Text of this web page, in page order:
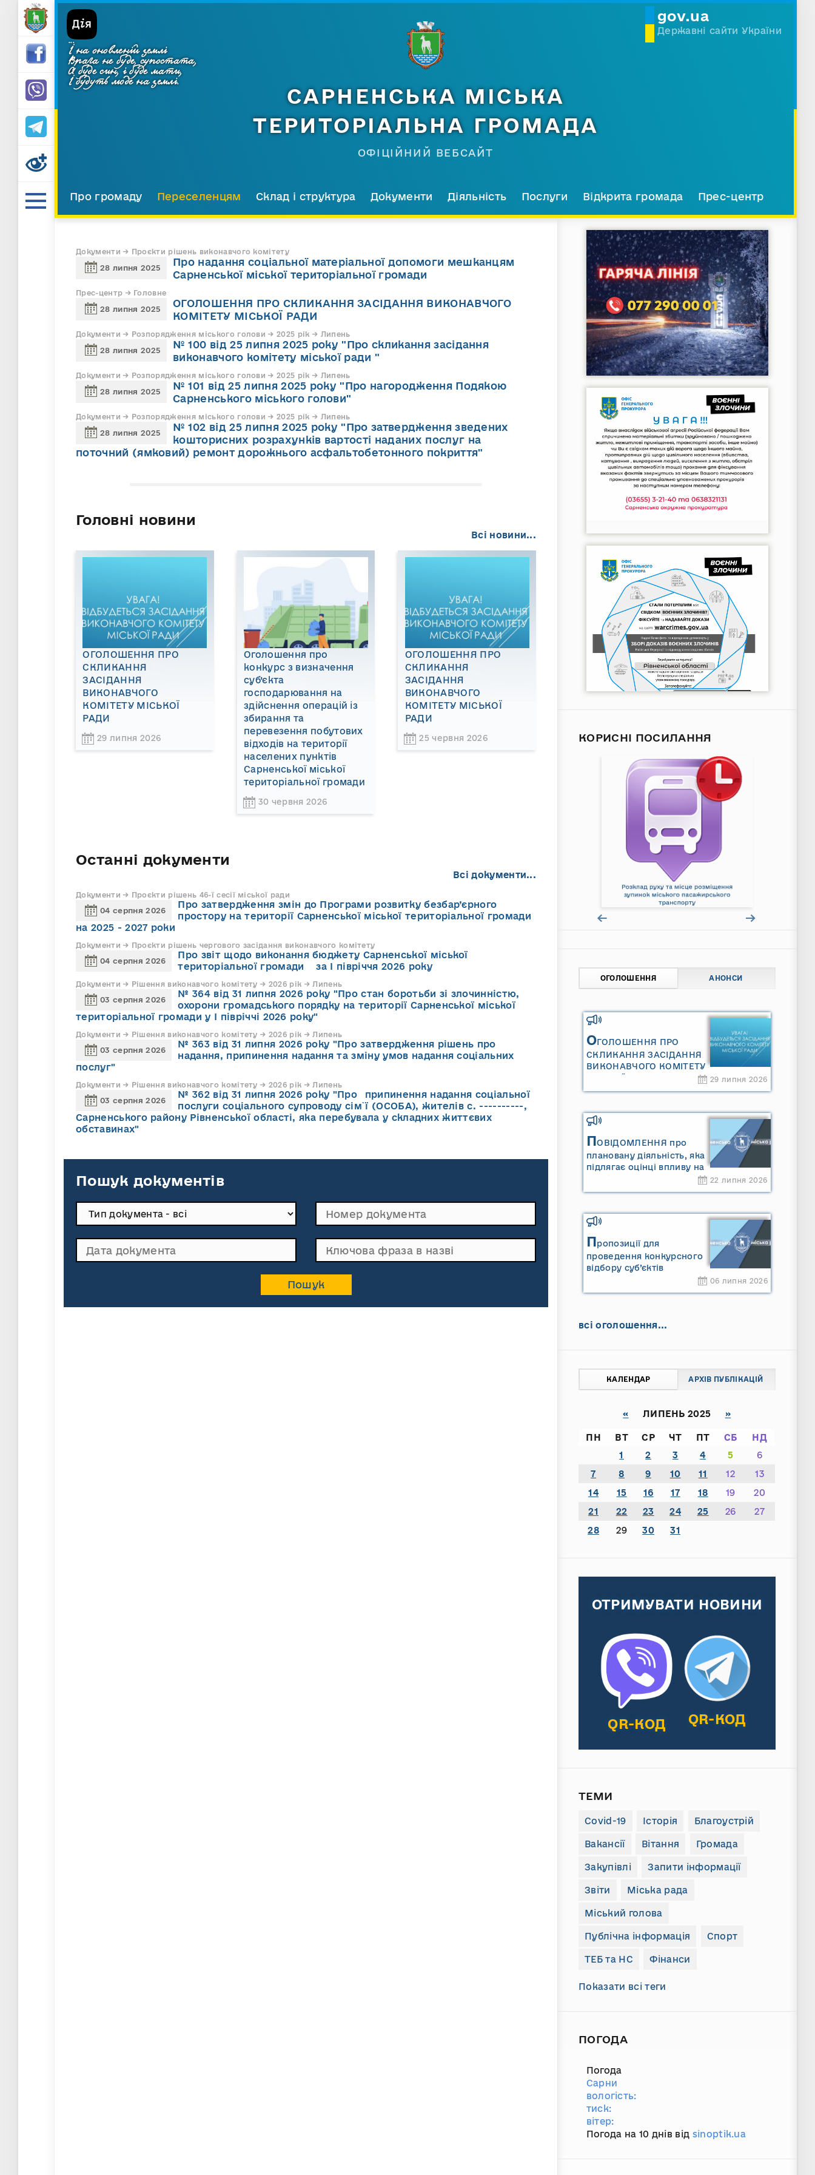
gov.ua
Державні сайти України
...
І на оновленій землі
Врага не буде, супостата,
А буде син, і буде мати,
І будуть люде на землі.
САРНЕНСЬКА МІСЬКА
ТЕРИТОРІАЛЬНА ГРОМАДА
ОФІЦІЙНИЙ ВЕБСАЙТ
Про громаду Переселенцям Склад і структура Документи Діяльність Послуги Відкрита громада Прес-центр
Документи → Проєкти рішень виконавчого комітету
28 липня 2025
Про надання соціальної матеріальної допомоги мешканцям
Сарненської міської територіальної громади
Прес-центр → Головне
28 липня 2025
ОГОЛОШЕННЯ ПРО СКЛИКАННЯ ЗАСІДАННЯ ВИКОНАВЧОГО
КОМІТЕТУ МІСЬКОЇ РАДИ
Документи → Розпорядження міського голови → 2025 рік → Липень
28 липня 2025
№ 100 від 25 липня 2025 року "Про скликання засідання
виконавчого комітету міської ради "
Документи → Розпорядження міського голови → 2025 рік → Липень
28 липня 2025
№ 101 від 25 липня 2025 року "Про нагородження Подякою
Сарненського міського голови"
Документи → Розпорядження міського голови → 2025 рік → Липень
28 липня 2025
№ 102 від 25 липня 2025 року "Про затвердження зведених
кошторисних розрахунків вартості наданих послуг на
поточний (ямковий) ремонт дорожнього асфальтобетонного покриття"
Головні новини
Всі новини...
ОГОЛОШЕННЯ ПРО
СКЛИКАННЯ
ЗАСІДАННЯ
ВИКОНАВЧОГО
КОМІТЕТУ МІСЬКОЇ
РАДИ
29 липня 2026
Оголошення про
конкурс з визначення
суб’єкта
господарювання на
здійснення операцій із
збирання та
перевезення побутових
відходів на території
населених пунктів
Сарненської міської
територіальної громади
30 червня 2026
ОГОЛОШЕННЯ ПРО
СКЛИКАННЯ
ЗАСІДАННЯ
ВИКОНАВЧОГО
КОМІТЕТУ МІСЬКОЇ
РАДИ
25 червня 2026
Останні документи
Всі документи...
Документи → Проєкти рішень 46-ї сесії міської ради
04 серпня 2026
Про затвердження змін до Програми розвитку безбар’єрного
простору на території Сарненської міської територіальної громади
на 2025 - 2027 роки
Документи → Проєкти рішень чергового засідання виконавчого комітету
04 серпня 2026
Про звіт щодо виконання бюджету Сарненської міської
територіальної громади за І півріччя 2026 року
Документи → Рішення виконавчого комітету → 2026 рік → Липень
03 серпня 2026
№ 364 від 31 липня 2026 року "Про стан боротьби зі злочинністю,
охорони громадського порядку на території Сарненської міської
територіальної громади у І півріччі 2026 року"
Документи → Рішення виконавчого комітету → 2026 рік → Липень
03 серпня 2026
№ 363 від 31 липня 2026 року "Про затвердження рішень про
надання, припинення надання та зміну умов надання соціальних
послуг"
Документи → Рішення виконавчого комітету → 2026 рік → Липень
03 серпня 2026
№ 362 від 31 липня 2026 року "Про припинення надання соціальної
послуги соціального супроводу cім`ї (ОСОБА), жителів с. ----------,
Сарненського району Рівненської області, яка перебувала у складних життєвих
обставинах"
Пошук документів
КОРИСНІ ПОСИЛАННЯ
ОГОЛОШЕННЯ АНОНСИ
ОГОЛОШЕННЯ ПРО
СКЛИКАННЯ ЗАСІДАННЯ
ВИКОНАВЧОГО КОМІТЕТУ
МІСЬКОЇ РАДИ
29 липня 2026
ПОВІДОМЛЕННЯ про
плановану діяльність, яка
підлягає оцінці впливу на
довкілля ТОВАРИСТВО З
ОБМЕЖЕНОЮ
"САРНИ ОІЛ"
22 липня 2026
Пропозиції для
проведення конкурсного
відбору суб’єктів
06 липня 2026
всі оголошення...
КАЛЕНДАР АРХІВ ПУБЛІКАЦІЙ
« ЛИПЕНЬ 2025 »
ПН ВТ СР ЧТ ПТ СБ
НД
1
2 3 4 5
6
7
8 9 10 11 12
13
14
15 16 17 18 19
20
21
22 23 24 25 26
27
28
29 30 31
ОТРИМУВАТИ НОВИНИ
QR-КОД QR-КОД
ТЕМИ
Covid-19 Історія Благоустрій
Вакансії Вітання Громада
Закупівлі Запити інформації
Звіти Міська рада
Міський голова
Публічна інформація Спорт
ТЕБ та НС Фінанси
Показати всі теги
ПОГОДА
Погода
Сарни
вологість:
тиск:
вітер:
Погода на 10 днів від sinoptik.ua